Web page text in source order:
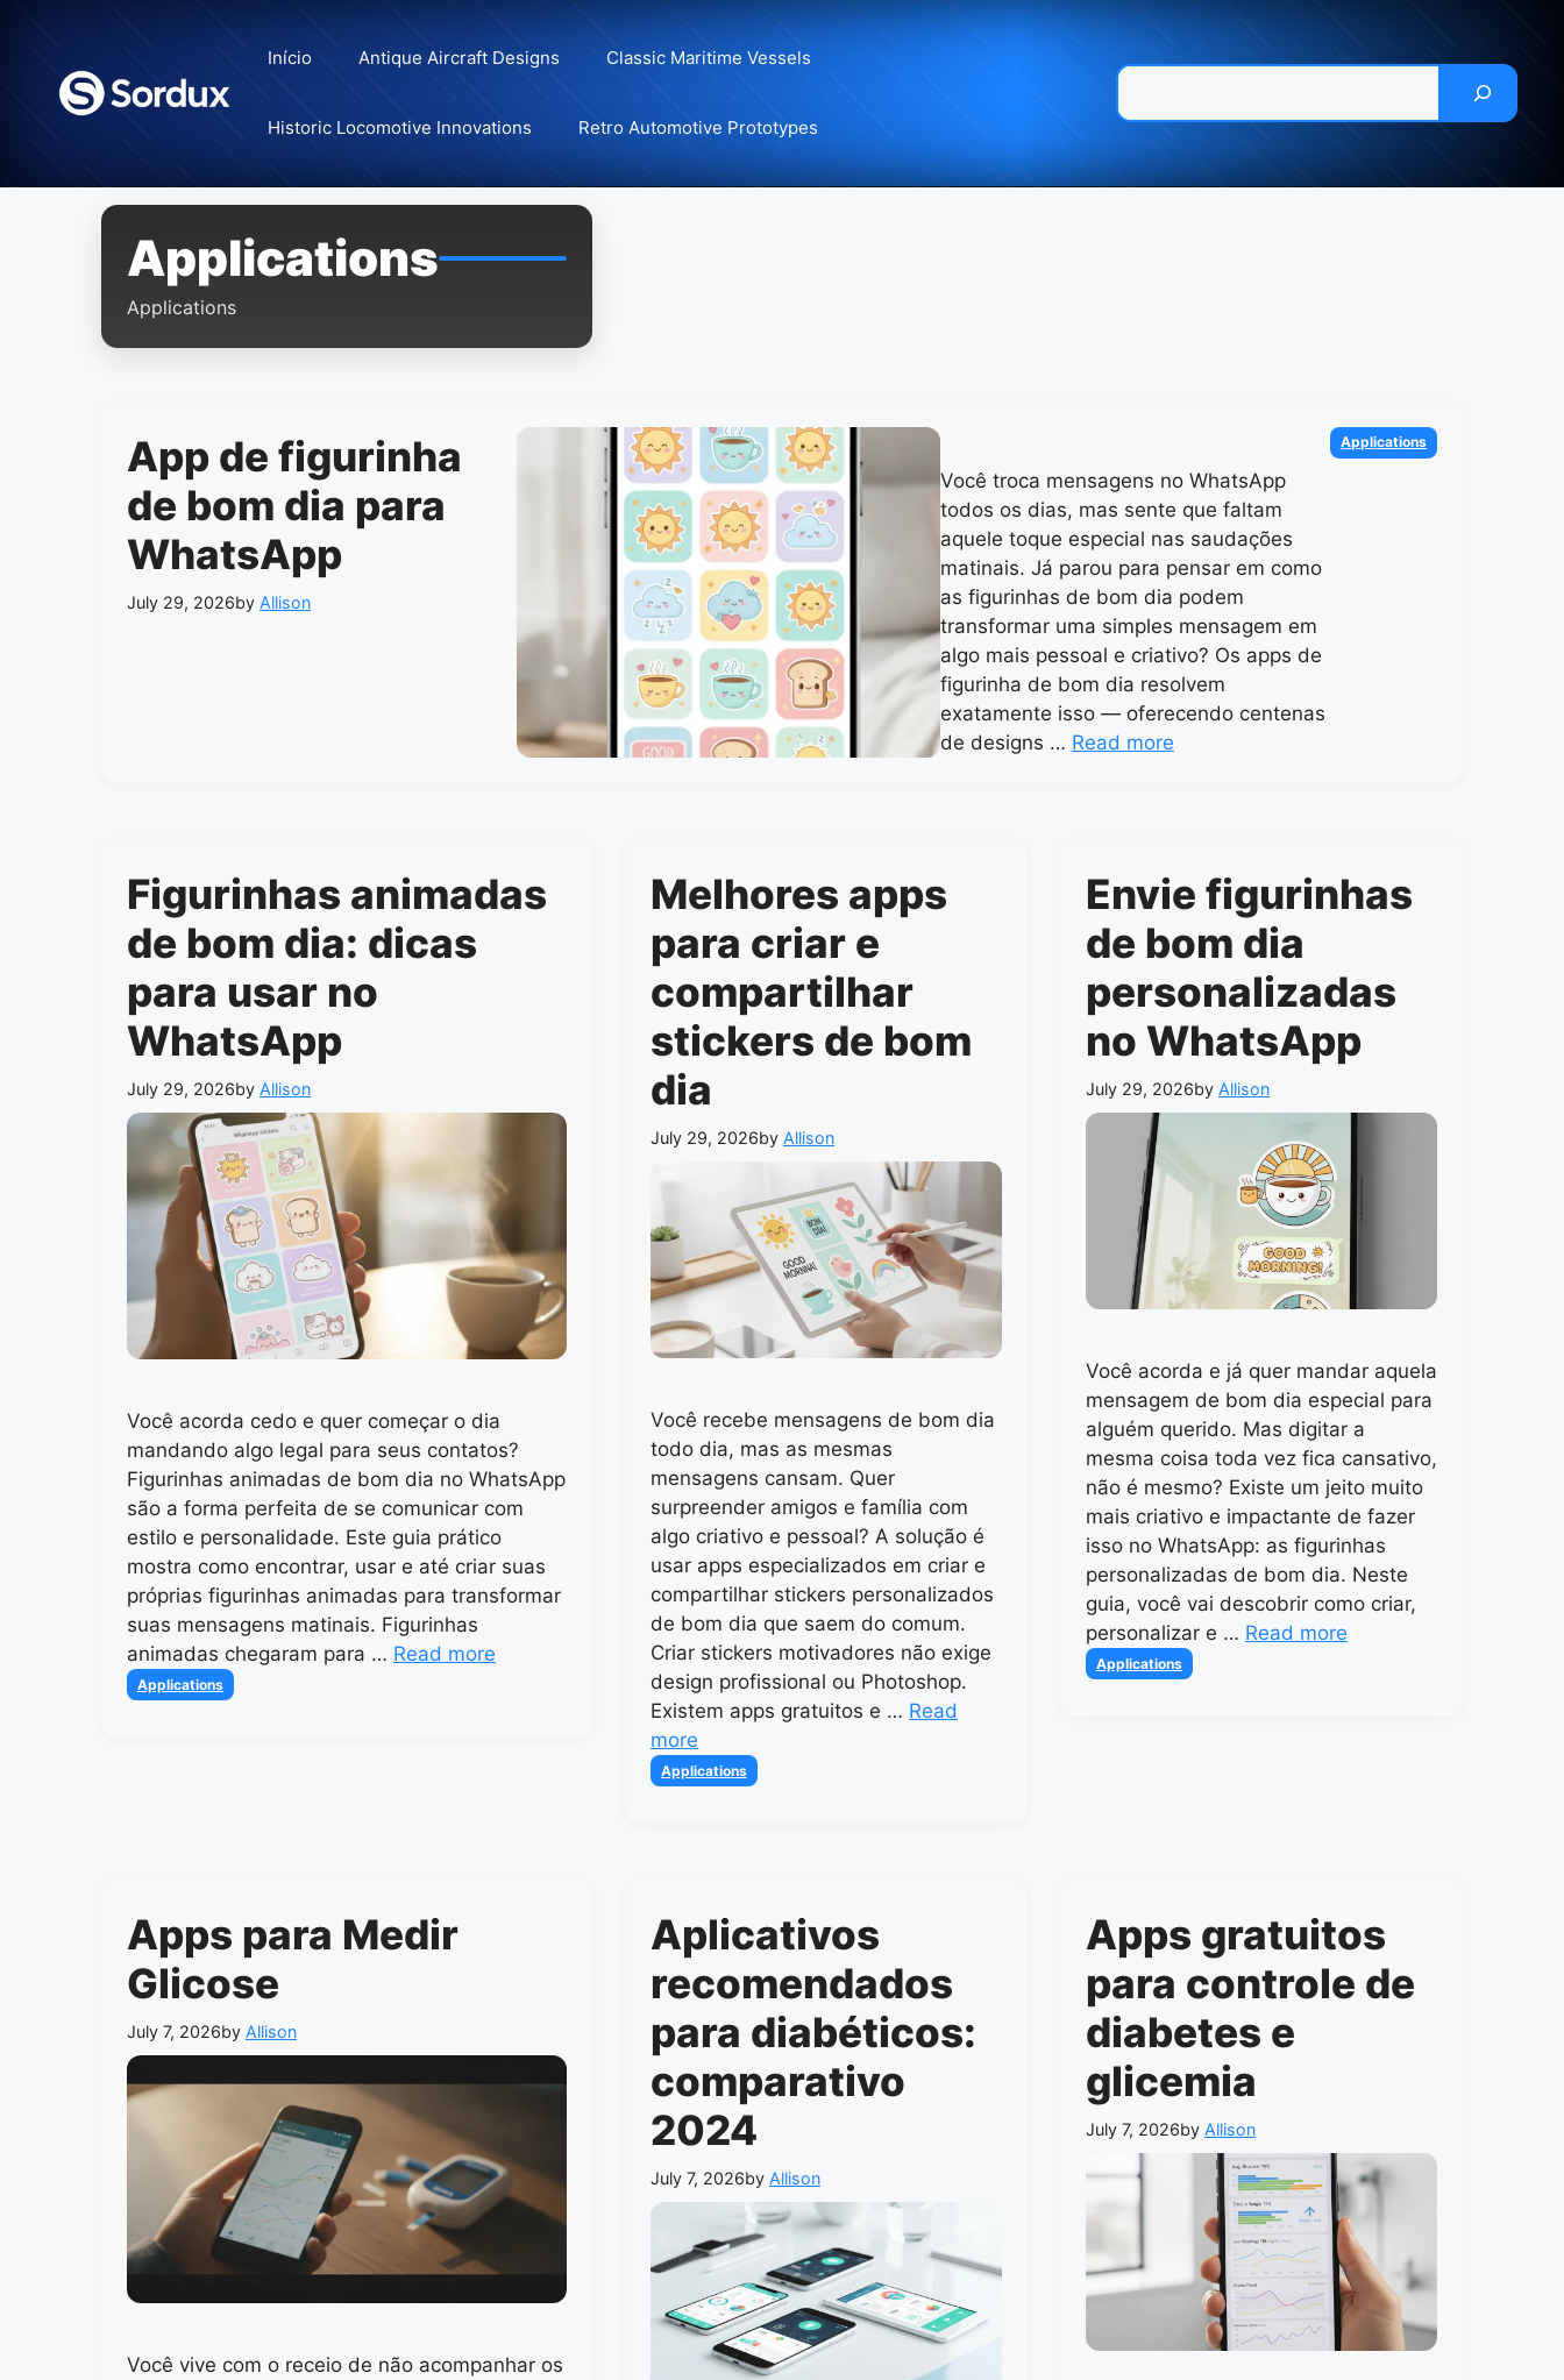
content
Início Antique Aircraft Designs Classic Maritime Vessels
Historic Locomotive Innovations Retro Automotive Prototypes
Applications
Applications
App de figurinha
de bom dia para
WhatsApp
July 29, 2026by Allison
Você troca mensagens no WhatsApp
todos os dias, mas sente que faltam
aquele toque especial nas saudações
matinais. Já parou para pensar em como
as figurinhas de bom dia podem
transformar uma simples mensagem em
algo mais pessoal e criativo? Os apps de
figurinha de bom dia resolvem
exatamente isso — oferecendo centenas
de designs … Read more
Categories
Applications
Figurinhas animadas
de bom dia: dicas
para usar no
WhatsApp
July 29, 2026by Allison
Você acorda cedo e quer começar o dia
mandando algo legal para seus contatos?
Figurinhas animadas de bom dia no WhatsApp
são a forma perfeita de se comunicar com
estilo e personalidade. Este guia prático
mostra como encontrar, usar e até criar suas
próprias figurinhas animadas para transformar
suas mensagens matinais. Figurinhas
animadas chegaram para … Read more
Categories
Applications
Melhores apps
para criar e
compartilhar
stickers de bom
dia
July 29, 2026by Allison
Você recebe mensagens de bom dia
todo dia, mas as mesmas
mensagens cansam. Quer
surpreender amigos e família com
algo criativo e pessoal? A solução é
usar apps especializados em criar e
compartilhar stickers personalizados
de bom dia que saem do comum.
Criar stickers motivadores não exige
design profissional ou Photoshop.
Existem apps gratuitos e … Read
more
Categories
Applications
Envie figurinhas
de bom dia
personalizadas
no WhatsApp
July 29, 2026by Allison
Você acorda e já quer mandar aquela
mensagem de bom dia especial para
alguém querido. Mas digitar a
mesma coisa toda vez fica cansativo,
não é mesmo? Existe um jeito muito
mais criativo e impactante de fazer
isso no WhatsApp: as figurinhas
personalizadas de bom dia. Neste
guia, você vai descobrir como criar,
personalizar e … Read more
Categories
Applications
Apps para Medir
Glicose
July 7, 2026by Allison
Você vive com o receio de não acompanhar os
Aplicativos
recomendados
para diabéticos:
comparativo
2024
July 7, 2026by Allison
Apps gratuitos
para controle de
diabetes e
glicemia
July 7, 2026by Allison